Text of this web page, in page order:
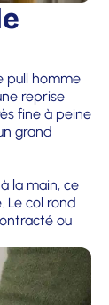
pull homme
reprise
fine à peine
grand
la main, ce
Le col rond
ou